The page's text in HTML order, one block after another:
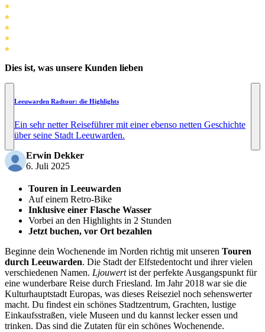
Dies ist, was unsere Kunden lieben
Leeuwarden Radtour: die Highlights
Ein sehr netter Reiseführer mit einer ebenso netten Geschichte
über seine Stadt Leeuwarden.
Erwin Dekker
6. Juli 2025
Touren in Leeuwarden
Auf einem Retro-Bike
Inklusive einer Flasche Wasser
Vorbei an den Highlights in 2 Stunden
Jetzt buchen, vor Ort bezahlen
Beginne dein Wochenende im Norden richtig mit unseren Touren
durch Leeuwarden. Die Stadt der Elfstedentocht und ihrer vielen
verschiedenen Namen. Ljouwertist der perfekte Ausgangspunkt für
eine wunderbare Reise durch Friesland. Im Jahr 2018 war sie die
Kulturhauptstadt Europas, was dieses Reiseziel noch sehenswerter
macht. Du findest ein schönes Stadtzentrum, Grachten, lustige
Einkaufsstraßen, viele Museen und du kannst lecker essen und
trinken. Das sind die Zutaten für ein schönes Wochenende.